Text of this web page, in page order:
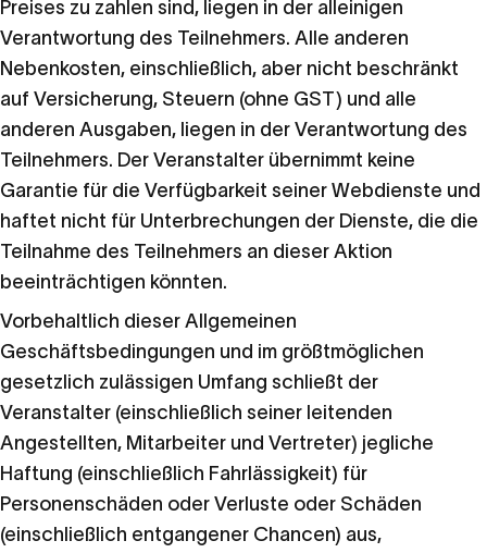
Preises zu zahlen sind, liegen in der alleinigen
Verantwortung des Teilnehmers. Alle anderen
Nebenkosten, einschließlich, aber nicht beschränkt
auf Versicherung, Steuern (ohne GST) und alle
anderen Ausgaben, liegen in der Verantwortung des
Teilnehmers. Der Veranstalter übernimmt keine
Garantie für die Verfügbarkeit seiner Webdienste und
haftet nicht für Unterbrechungen der Dienste, die die
Teilnahme des Teilnehmers an dieser Aktion
beeinträchtigen könnten.
Vorbehaltlich dieser Allgemeinen
Geschäftsbedingungen und im größtmöglichen
gesetzlich zulässigen Umfang schließt der
Veranstalter (einschließlich seiner leitenden
Angestellten, Mitarbeiter und Vertreter) jegliche
Haftung (einschließlich Fahrlässigkeit) für
Personenschäden oder Verluste oder Schäden
(einschließlich entgangener Chancen) aus,